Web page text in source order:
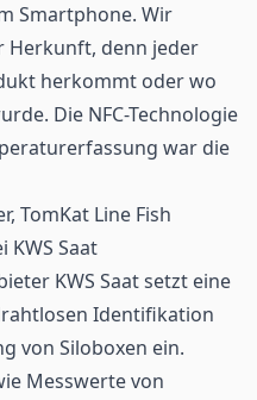
Smartphone. Wir
Herkunft, denn jeder
herkommt oder wo
Die NFC-Technologie
war die
TomKat Line Fish
Saat
KWS Saat setzt eine
Identifikation
von Siloboxen ein.
Messwerte von